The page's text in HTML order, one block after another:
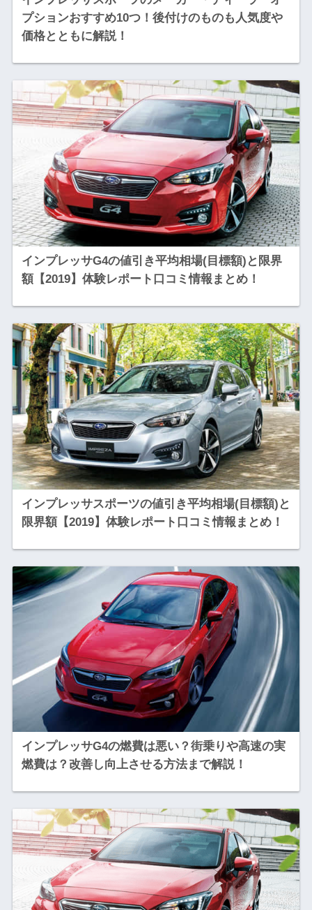
プションおすすめ10つ！後付けのものも人気度や
価格とともに解説！
インプレッサG4の値引き平均相場(目標額)と限界
額【2019】体験レポート口コミ情報まとめ！
インプレッサスポーツの値引き平均相場(目標額)と
限界額【2019】体験レポート口コミ情報まとめ！
インプレッサG4の燃費は悪い？街乗りや高速の実
燃費は？改善し向上させる方法まで解説！